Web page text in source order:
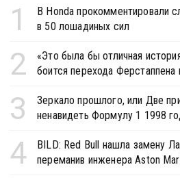
1
В Honda прокомментировали
в 50 лошадиных сил
2
«Это была бы отличная
боится перехода Ферстаппена
3
Зеркало прошлого, или Две
ненавидеть Формулу 1 1998
4
BILD: Red Bull нашла замену
переманив инженера Aston